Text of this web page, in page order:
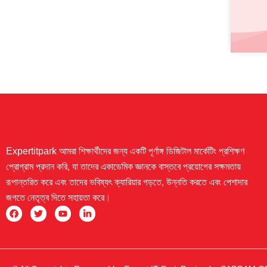
Expertitpark আমরা শিক্ষার্থীদের জন্য একটি পূর্ণাঙ্গ ডিজিটাল মার্কেটিং প্রশিক্ষণ
প্রোগ্রাম প্রদান করি, যা তাদের একাডেমিক জ্ঞানকে বাস্তবে প্রয়োগের সক্ষমতায়
রূপান্তরিত করে এবং তাদের ভবিষ্যৎ ক্যারিয়ার গড়তে, উন্নতি করতে এবং পেশাদার
জগতে নেতৃত্ব দিতে সহায়তা করে।